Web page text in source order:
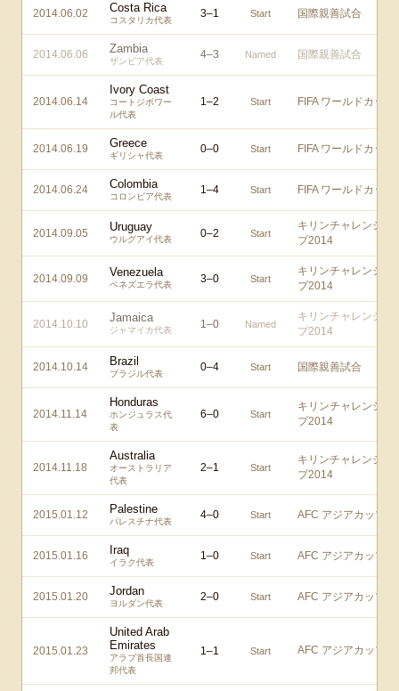
2014.06.02 Costa Rica
コスタリカ代表
3–1 Start 国際親善試合
2014.06.06 Zambia
ザンビア代表
4–3 Named 国際親善試合
2014.06.14
Ivory Coast
コートジボワー
ル代表
1–2 Start FIFA ワールドカップ
2014.06.19 Greece
ギリシャ代表
0–0 Start FIFA ワールドカップ
2014.06.24 Colombia
コロンビア代表
1–4 Start FIFA ワールドカップ
2014.09.05 Uruguay
ウルグアイ代表 0–2 Start
キリンチャレンジカ
プ2014
2014.09.09 Venezuela
ベネズエラ代表 3–0 Start
キリンチャレンジカ
プ2014
2014.10.10 Jamaica
ジャマイカ代表 1–0 Named
キリンチャレンジカ
プ2014
2014.10.14 Brazil
ブラジル代表
0–4 Start 国際親善試合
2014.11.14
Honduras
ホンジュラス代
表
6–0 Start
キリンチャレンジカ
プ2014
2014.11.18
Australia
オーストラリア
代表
2–1 Start
キリンチャレンジカ
プ2014
2015.01.12 Palestine
パレスチナ代表
4–0 Start AFC アジアカップ
2015.01.16 Iraq
イラク代表
1–0 Start AFC アジアカップ
2015.01.20 Jordan
ヨルダン代表
2–0 Start AFC アジアカップ
2015.01.23
United Arab
Emirates
アラブ首長国連
邦代表
1–1 Start AFC アジアカップ